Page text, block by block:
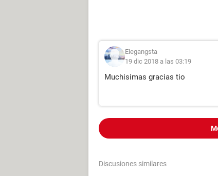
Elegangsta
19 dic 2018 a las 03:19
Muchisimas gracias tio
Discusiones similares